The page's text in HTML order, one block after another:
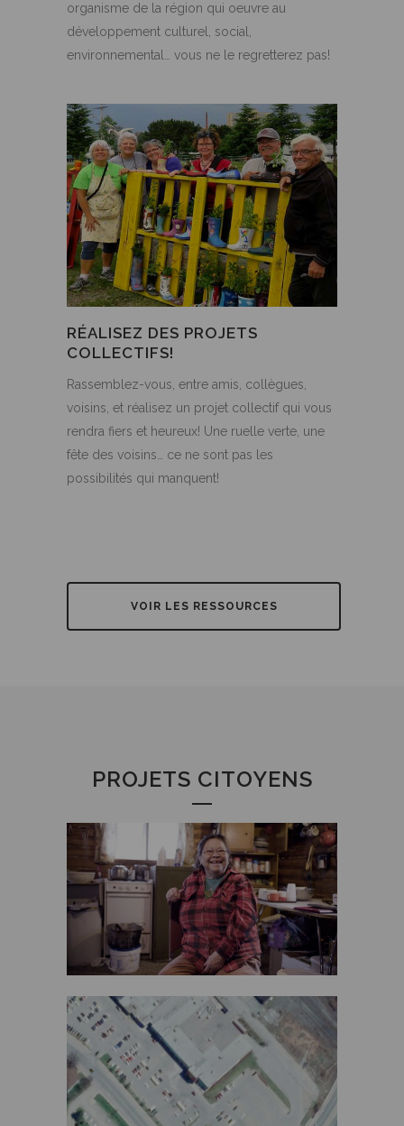
organisme de la région qui oeuvre au
développement culturel, social,
environnemental… vous ne le regretterez pas!
RÉALISEZ DES PROJETS
COLLECTIFS!
Rassemblez-vous, entre amis, collègues,
voisins, et réalisez un projet collectif qui vous
rendra fiers et heureux! Une ruelle verte, une
fête des voisins… ce ne sont pas les
possibilités qui manquent!
VOIR LES RESSOURCES
PROJETS CITOYENS